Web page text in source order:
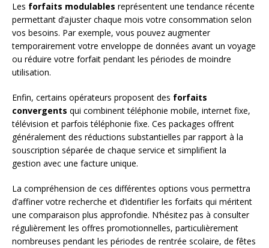
Les forfaits modulables représentent une tendance récente
permettant d’ajuster chaque mois votre consommation selon
vos besoins. Par exemple, vous pouvez augmenter
temporairement votre enveloppe de données avant un voyage
ou réduire votre forfait pendant les périodes de moindre
utilisation.
Enfin, certains opérateurs proposent des forfaits
convergents qui combinent téléphonie mobile, internet fixe,
télévision et parfois téléphonie fixe. Ces packages offrent
généralement des réductions substantielles par rapport à la
souscription séparée de chaque service et simplifient la
gestion avec une facture unique.
La compréhension de ces différentes options vous permettra
d’affiner votre recherche et d’identifier les forfaits qui méritent
une comparaison plus approfondie. N’hésitez pas à consulter
régulièrement les offres promotionnelles, particulièrement
nombreuses pendant les périodes de rentrée scolaire, de fêtes